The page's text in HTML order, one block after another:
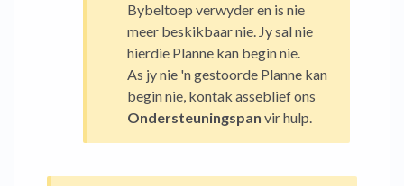
Bybeltoep verwyder en is nie
meer beskikbaar nie. Jy sal nie
hierdie Planne kan begin nie.
As jy nie 'n gestoorde Planne kan
begin nie, kontak asseblief ons
Ondersteuningspan vir hulp.